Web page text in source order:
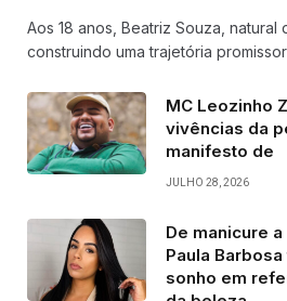
Aos 18 anos, Beatriz Souza, natural
construindo uma trajetória
MC Leozinho
vivências da
manifesto de
JULHO 28, 2026
De manicure
Paula
sonho em